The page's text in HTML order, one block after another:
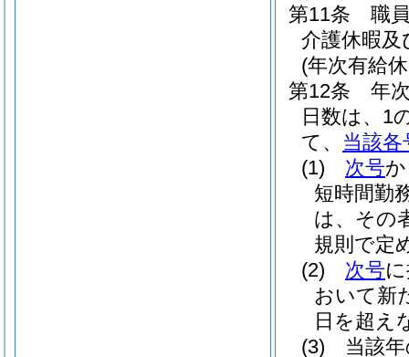
第11条
職
介護休暇
(年次有給
第12条
年
日数は、1
て、 当該各
(1)
次号
短時間勤
は、その
規則で定
(2)
次号
おいて新
日を超え
(3)
当該